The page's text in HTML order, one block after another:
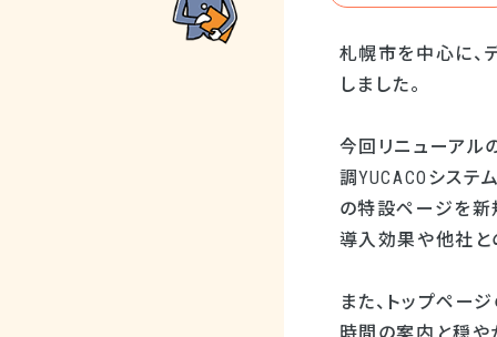
札幌市を中心に、
しました。
今回リニューアル
調YUCACOシステ
の特設ページを新
導入効果や他社と
また、トップペー